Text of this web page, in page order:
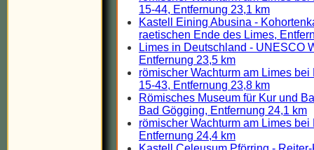
15-44, Entfernung 23,1 km
Kastell Eining Abusina -
raetischen Ende des Limes,
Limes in Deutschland - UNESCO
Entfernung 23,5 km
römischer Wachturm am Limes bei
15-43, Entfernung 23,8 km
Römisches Museum für Kur und
Bad Gögging, Entfernung 24,1 km
römischer Wachturm am Limes bei
Entfernung 24,4 km